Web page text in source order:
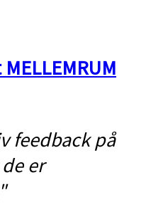
feedback på
er